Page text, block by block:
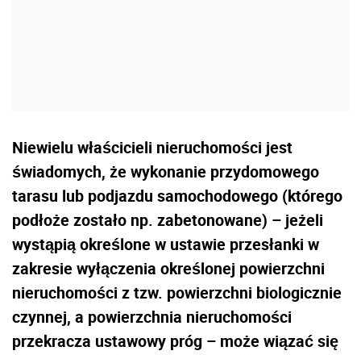
Niewielu właścicieli nieruchomości jest
świadomych, że wykonanie przydomowego
tarasu lub podjazdu samochodowego (którego
podłoże zostało np. zabetonowane) – jeżeli
wystąpią określone w ustawie przesłanki w
zakresie wyłączenia określonej powierzchni
nieruchomości z tzw. powierzchni biologicznie
czynnej, a powierzchnia nieruchomości
przekracza ustawowy próg – może wiązać się